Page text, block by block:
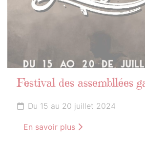
Festival des assembllées
Du 15 au 20 juillet 2024
En savoir plus